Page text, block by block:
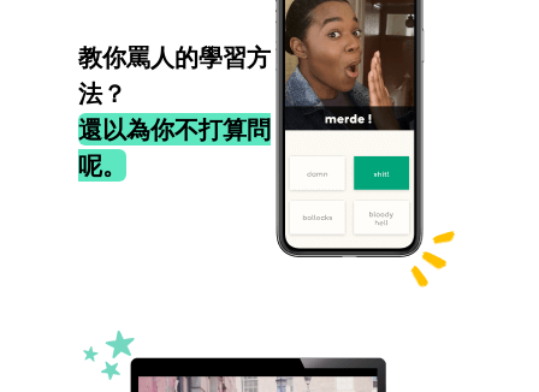
教你罵人的學習方
法？
還以為你不打算問
呢。